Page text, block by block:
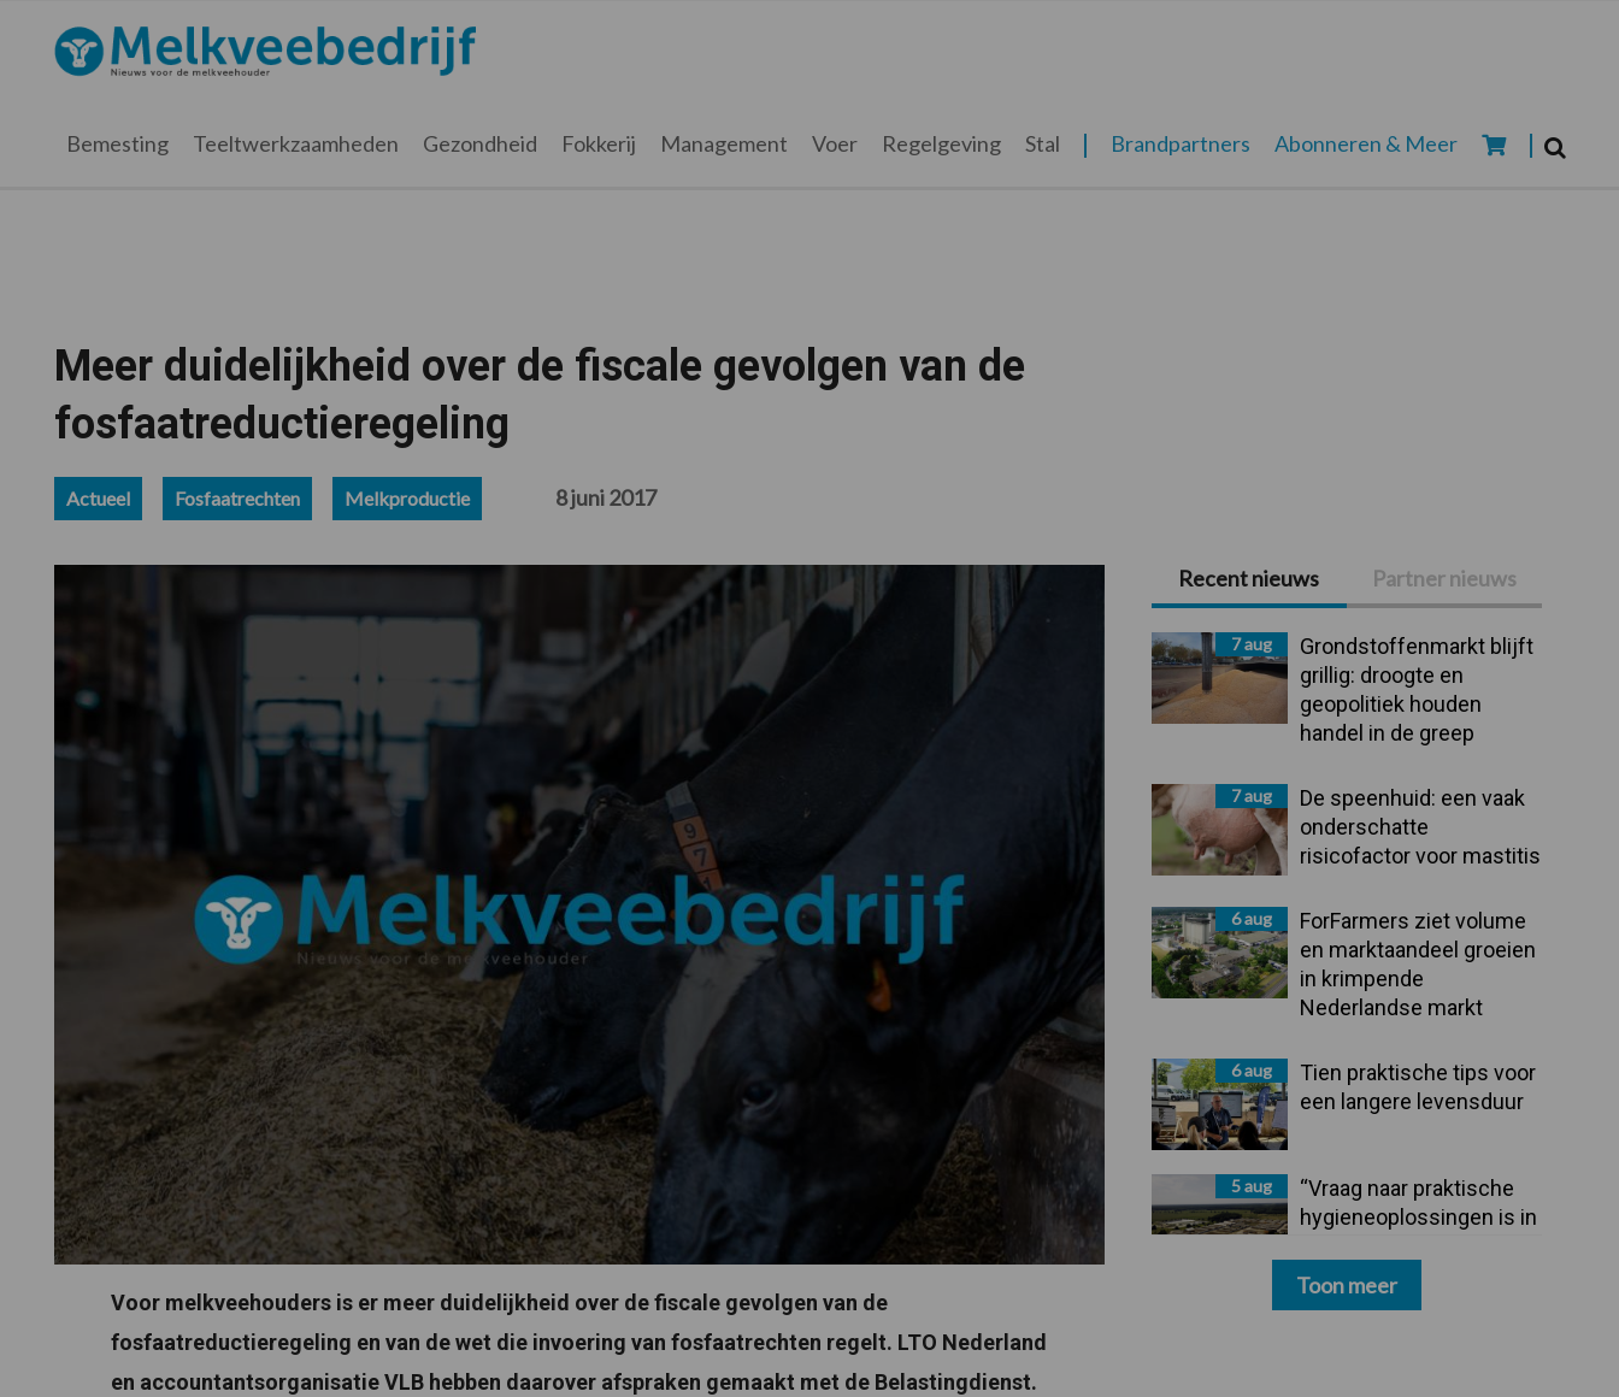
hoofdnavigatie
hoofd
eerste
voettekst
Melkveebedrijf.nl
Bemesting Teeltwerkzaamheden Gezondheid Fokkerij Management Voer Regelgeving Stal Brandpartners Abonneren & Meer
Meer duidelijkheid over de fiscale gevolgen van de
fosfaatreductieregeling
Actueel Fosfaatrechten Melkproductie 8 juni 2017
Voor melkveehouders is er meer duidelijkheid over de fiscale gevolgen van de
fosfaatreductieregeling en van de wet die invoering van fosfaatrechten regelt. LTO Nederland
en accountantsorganisatie VLB hebben daarover afspraken gemaakt met de Belastingdienst.
Primaire
Sidebar
Recent nieuws Partner nieuws
7 aug
Grondstoffenmarkt blijft
grillig: droogte en
geopolitiek houden
handel in de greep
7 aug
De speenhuid: een vaak
onderschatte
risicofactor voor mastitis
6 aug
ForFarmers ziet volume
en marktaandeel groeien
in krimpende
Nederlandse markt
6 aug
Tien praktische tips voor
een langere levensduur
5 aug
“Vraag naar praktische
hygieneoplossingen is in
Toon meer